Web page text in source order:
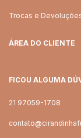
Trocas e
ÁREA DO CLIENTE
FICOU ALGUMA
21 97059-1708